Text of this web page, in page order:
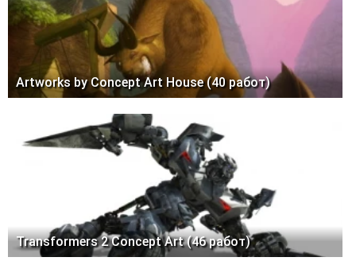
Artworks by Concept Art House (40 работ)
Transformers 2 Concept Art (46 работ)